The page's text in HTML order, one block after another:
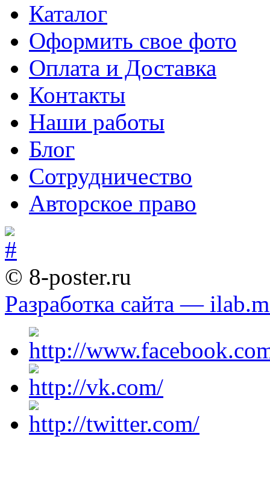
Каталог
Оформить свое фото
Оплата и Доставка
Контакты
Наши работы
Блог
Сотрудничество
Авторское право
© 8-poster.ru
Разработка сайта —